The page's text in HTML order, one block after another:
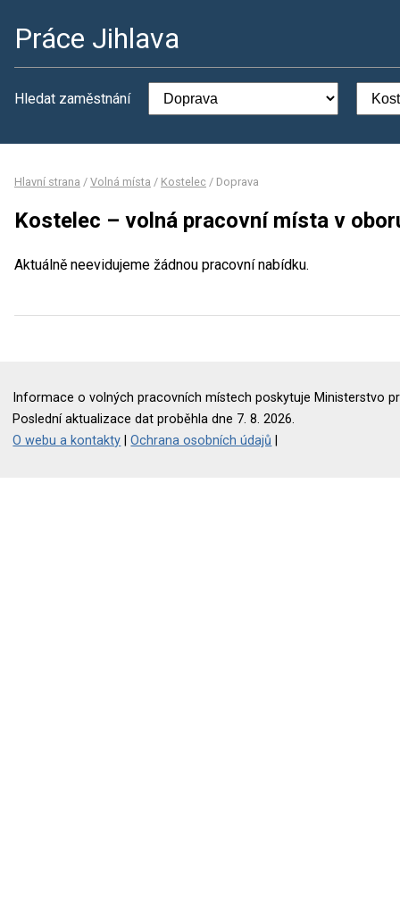
Práce Jihlava
Hledat zaměstnání
Hlavní strana / Volná místa / Kostelec / Doprava
Kostelec – volná pracovní místa v
Aktuálně neevidujeme žádnou pracovní nabídku.
Informace o volných pracovních místech poskytuje Ministerstvo
Poslední aktualizace dat proběhla dne 7. 8. 2026.
O webu a kontakty |Ochrana osobních údajů